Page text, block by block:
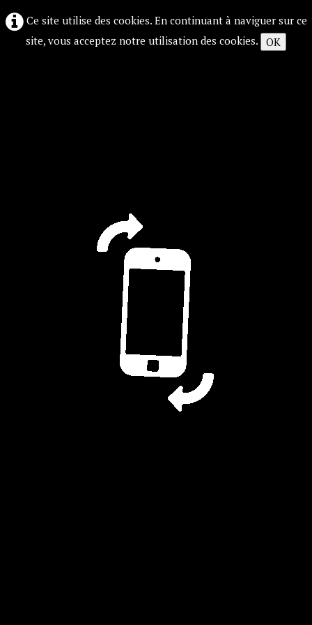
Ce site utilise des cookies. En continuant à naviguer sur ce
site, vous acceptez notre utilisation des cookies. OK